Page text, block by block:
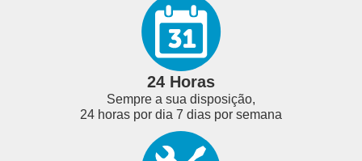
24 Horas
Sempre a sua disposição,
24 horas por dia 7 dias por semana